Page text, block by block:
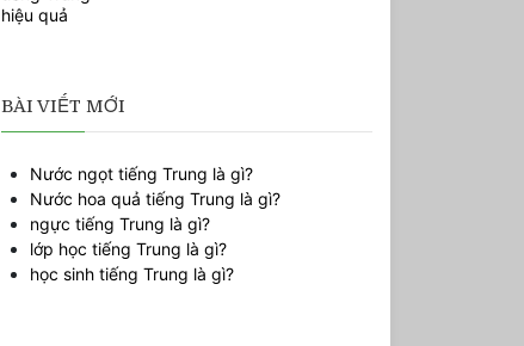
BÀI VIẾT MỚI
Nước ngọt tiếng Trung là gì?
Nước hoa quả tiếng Trung là gì?
ngực tiếng Trung là gì?
lớp học tiếng Trung là gì?
học sinh tiếng Trung là gì?